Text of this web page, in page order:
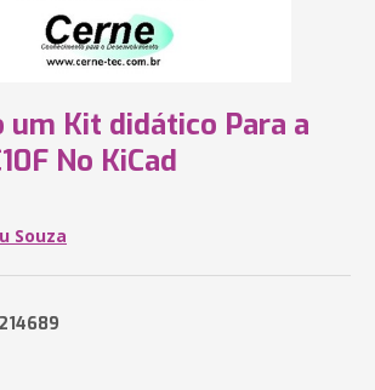
um Kit didático Para a
No KiCad
Souza